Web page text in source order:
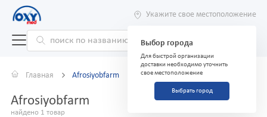
Укажите свое местоположение
Выбор города
Для быстрой организации
доставки необходимо уточнить
свое местоположение
Выбрать город
Главная Afrosiyobfarm
Afrosiyobfarm
найдено 1 товар